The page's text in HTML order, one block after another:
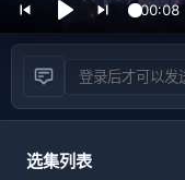
00:08
选集列表